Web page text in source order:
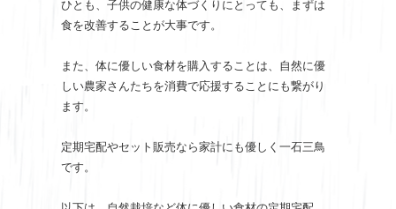
ひとも、子供の健康な体づくりにとっても、まずは
食を改善することが大事です。
また、体に優しい食材を購入することは、自然に優
しい農家さんたちを消費で応援することにも繋がり
ます。
定期宅配やセット販売なら家計にも優しく一石三鳥
です。